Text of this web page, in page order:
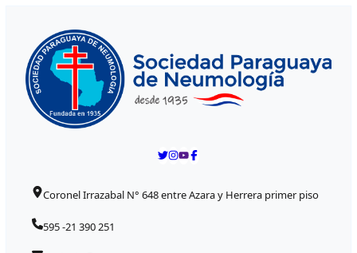
Coronel Irrazabal N° 648 entre Azara y Herrera primer piso
595 -21 390 251